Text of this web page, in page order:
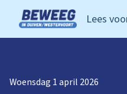
Ga naar de homepage
Lees
Woensdag 1 april 2026